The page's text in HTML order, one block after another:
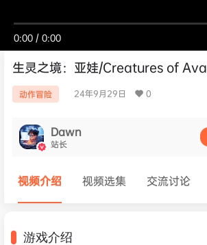
0:00 / 0:00
生灵之境：亚娃/Creatures of Ava
动作冒险 24年9月29日 0
Dawn
站长
视频介绍 视频选集 交流讨论
游戏介绍